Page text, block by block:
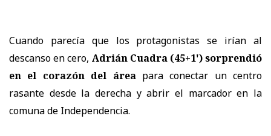
Cuando parecía que los protagonistas se irían al
descanso en cero, Adrián Cuadra (45+1') sorprendió
en el corazón del áreapara conectar un centro
rasante desde la derecha y abrir el marcador en la
comuna de Independencia.